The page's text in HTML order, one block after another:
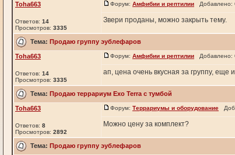
Toha663
Ответов: 14
Просмотров: 3335
Форум: Амфибии и рептилии Добавлено:
Звери проданы, можно закрыть тему.
Тема: Продаю группу эублефаров
Toha663
Ответов: 14
Просмотров: 3335
Форум: Амфибии и рептилии Добавлено:
ап, цена очень вкусная за группу, еще
Тема: Продаю террариум Exo Terra c тумбой
Toha663
Ответов: 8
Просмотров: 2892
Форум: Террариумы и оборудование
Можно цену за комплект?
Тема: Продаю группу эублефаров